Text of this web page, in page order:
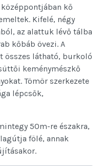
kő
Kifelé, négy
az alattuk lévő tálba
kőbáb övezi. A
összes látható, burkoló
keménymészkő
Tömör szerkezete
lépcsők,
50m-re északra,
fölé, annak